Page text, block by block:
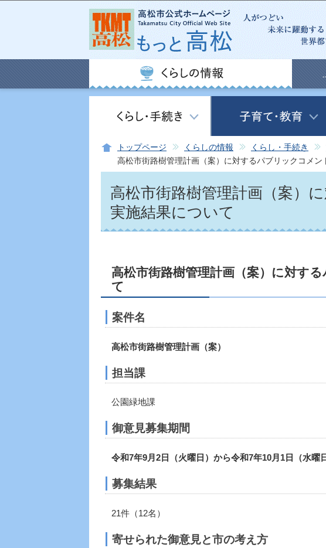
トップページ くらしの情報 くらし・手続き
高松市街路樹管理計画（案）に対するパブリックコメン
高松市街路樹管理計画（案）
実施結果について
高松市街路樹管理計画（案）に対す
て
案件名
高松市街路樹管理計画（案）
担当課
公園緑地課
御意見募集期間
令和7年9月2日（火曜日）から令和7年10月1日（水曜
募集結果
21件（12名）
寄せられた御意見と市の考え方